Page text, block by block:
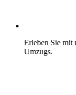
Erleben Sie mit
Umzugs.